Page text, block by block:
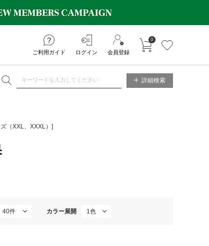
ご利用ガイド ログイン 会員登録
カートに入れる
0
詳細検索
（XXL、XXXL）]
カラー展開